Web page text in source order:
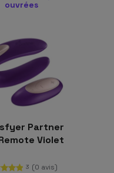
ouvrées
Partner
Violet
3 (0 avis)